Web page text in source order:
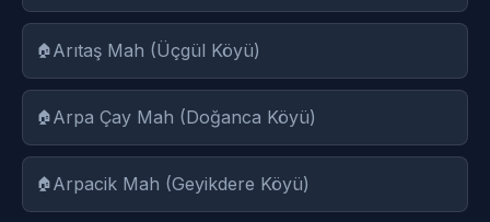
Arıtaş Mah (Üçgül Köyü)
Arpa Çay Mah (Doğanca Köyü)
Arpacik Mah (Geyikdere Köyü)